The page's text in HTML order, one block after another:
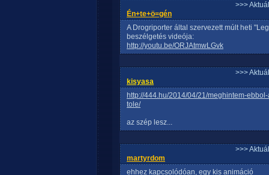
>>>
Én+te+ö=gén
A Drogriporter által szervezett múlt heti
beszélgetés videója:
http://youtu.be/ORJAtmwLGvk
>>>
kisyasa
http://444.hu/2014/04/21/meghintem-
tole/
az szép lesz...
>>>
martyrdom
ehhez kapcsolódóan, egy kis animáció